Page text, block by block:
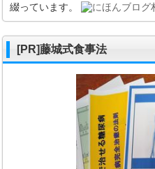
綴っています。
[PR]藤城式食事法